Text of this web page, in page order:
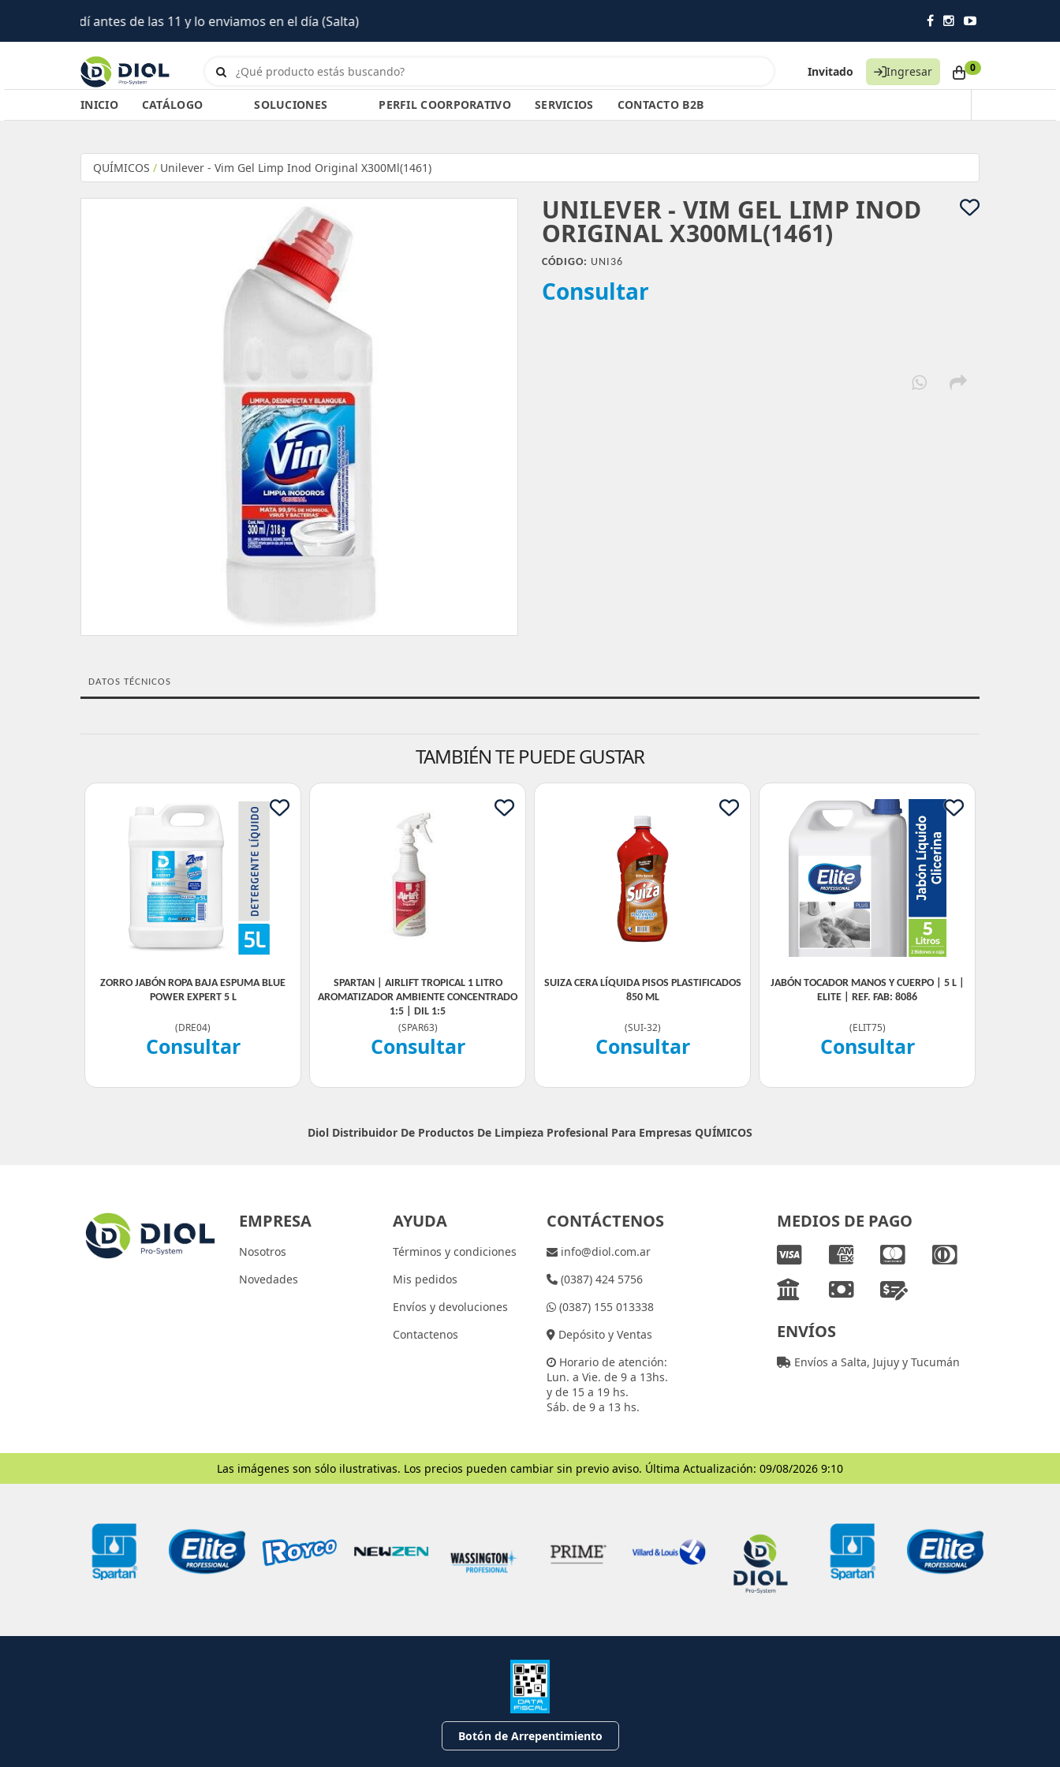
Invitado Ingresar 0
INICIO CATÁLOGO SOLUCIONES PERFIL COORPORATIVO SERVICIOS CONTACTO B2B
QUÍMICOS / Unilever - Vim Gel Limp Inod Original X300Ml(1461)
UNILEVER - VIM GEL LIMP INOD
ORIGINAL X300ML(1461)
CÓDIGO: UNI36
Consultar
DATOS TÉCNICOS
TAMBIÉN TE PUEDE GUSTAR
ZORRO JABÓN ROPA BAJA ESPUMA BLUE
POWER EXPERT 5 L
(DRE04)
Consultar
SPARTAN | AIRLIFT TROPICAL 1 LITRO
AROMATIZADOR AMBIENTE CONCENTRADO
1:5 | DIL 1:5
(SPAR63)
Consultar
SUIZA CERA LÍQUIDA PISOS PLASTIFICADOS
850 ML
(SUI-32)
Consultar
JABÓN TOCADOR MANOS Y CUERPO | 5 L |
ELITE | REF. FAB: 8086
(ELIT75)
Consultar
Diol Distribuidor De Productos De Limpieza Profesional Para Empresas QUÍMICOS
EMPRESA
Nosotros
Novedades
AYUDA
Términos y condiciones
Mis pedidos
Envíos y devoluciones
Contactenos
CONTÁCTENOS
info@diol.com.ar
(0387) 424 5756
(0387) 155 013338
Depósito y Ventas
Horario de atención:
Lun. a Vie. de 9 a 13hs.
y de 15 a 19 hs.
Sáb. de 9 a 13 hs.
MEDIOS DE PAGO
ENVÍOS
Envíos a Salta, Jujuy y Tucumán
Las imágenes son sólo ilustrativas. Los precios pueden cambiar sin previo aviso. Última Actualización: 09/08/2026 9:10
Botón de Arrepentimiento